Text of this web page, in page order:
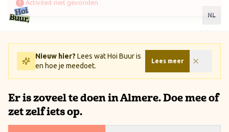
Ga naar inhoud / Skip to content
NL
Nieuw hier? Lees wat Hoi Buur is
en hoe je meedoet.
Lees meer
Er is zoveel te doen in Almere. Doe mee of
zet zelf iets op.